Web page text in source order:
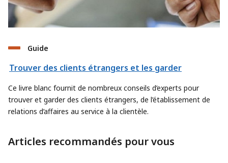
Guide
Trouver des clients étrangers et les garder
Ce livre blanc fournit de nombreux conseils d’experts pour
trouver et garder des clients étrangers, de l’établissement de
relations d’affaires au service à la clientèle.
Articles recommandés pour vous